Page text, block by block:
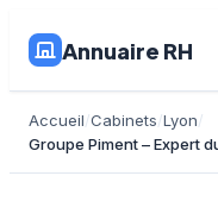
Annuaire RH
Accueil Cabinets Lyon
Groupe Piment – Expert